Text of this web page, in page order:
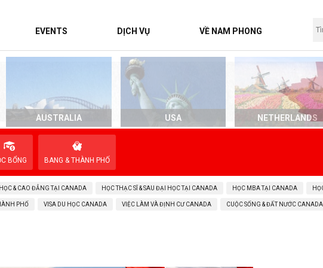
EVENTS DỊCH VỤ VỀ NAM PHONG
AUSTRALIA USA NETHERLANDS
BỔNG BANG & THÀNH PHỐ
& CAO ĐẲNG TẠI CANADA HỌC THẠC SĨ & SAU ĐẠI HỌC TẠI CANADA HỌC MBA TẠI CANADA
PHỐ VISA DU HỌC CANADA VIỆC LÀM VÀ ĐỊNH CƯ CANADA CUỘC SỐNG & ĐẤT NƯỚC CANADA